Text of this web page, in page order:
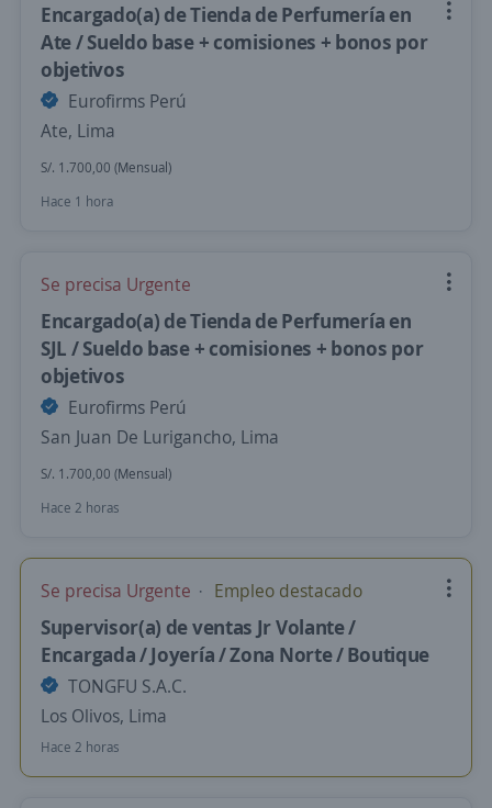
Encargado(a) de Tienda de Perfumería en
Ate / Sueldo base + comisiones + bonos por
objetivos
Eurofirms Perú
Ate, Lima
S/. 1.700,00 (Mensual)
Hace 1 hora
Se precisa Urgente
Encargado(a) de Tienda de Perfumería en
SJL / Sueldo base + comisiones + bonos por
objetivos
Eurofirms Perú
San Juan De Lurigancho, Lima
S/. 1.700,00 (Mensual)
Hace 2 horas
Se precisa Urgente Empleo destacado
Supervisor(a) de ventas Jr Volante /
Encargada / Joyería / Zona Norte / Boutique
TONGFU S.A.C.
Los Olivos, Lima
Hace 2 horas